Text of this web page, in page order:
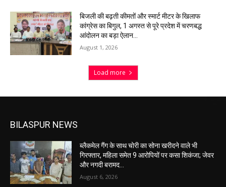
बिजली की बढ़ती कीमतों और स्मार्ट मीटर के खिलाफ
कांग्रेस का बिगुल, 1 अगस्त से पूरे प्रदेश में चरणबद्ध
आंदोलन का बड़ा ऐलान…
August 1, 2026
Load more
BILASPUR NEWS
ब्लैकमेल गैंग के साथ चोरी का सोना खरीदने वाले भी
गिरफ्तार, महिला समेत 9 आरोपियों पर कसा शिकंजा; जेवर
और नगदी बरामद…
August 6, 2026